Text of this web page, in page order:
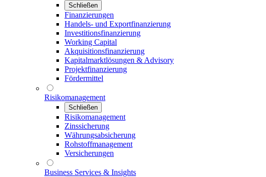
Schließen
Finanzierungen
Handels- und Exportfinanzierung
Investitionsfinanzierung
Working Capital
Akquisitionsfinanzierung
Kapitalmarktlösungen & Advisory
Projektfinanzierung
Fördermittel
Risikomanagement
Schließen
Risikomanagement
Zinssicherung
Währungsabsicherung
Rohstoffmanagement
Versicherungen
Business Services & Insights